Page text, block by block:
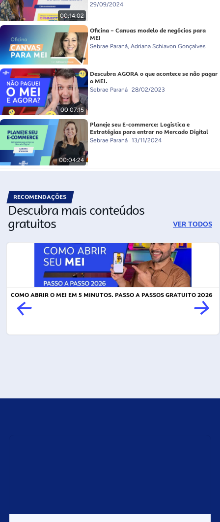
00:14:02
29/09/2024
Oficina – Canvas modelo de negócios para
MEI
Sebrae Paraná, Adriana Schiavon Gonçalves
00:07:15
Descubra AGORA o que acontece se não pagar
o MEI.
Sebrae Paraná 28/02/2023
00:04:24
Planeje seu E-commerce: Logística e
Estratégias para entrar no Mercado Digital
Sebrae Paraná 13/11/2024
RECOMENDAÇÕES
Descubra mais conteúdos
gratuitos VER TODOS
COMO ABRIR O MEI EM 5 MINUTOS. PASSO A PASSOS GRATUITO 2026